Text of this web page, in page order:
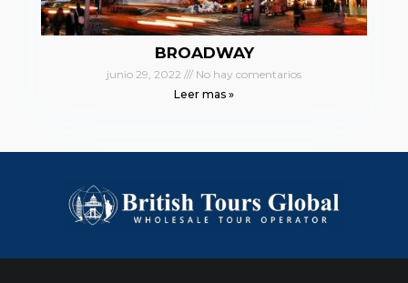
BROADWAY
junio 29, 2022
No hay comentarios
Leer mas »